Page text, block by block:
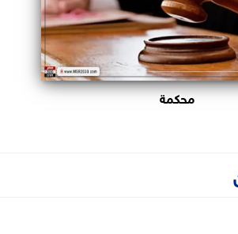
محكمة